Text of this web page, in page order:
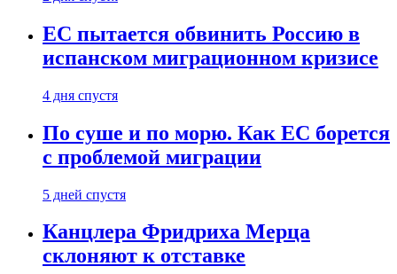
ЕС пытается обвинить Россию в
испанском миграционном кризисе
4 дня спустя
По суше и по морю. Как ЕС борется
с проблемой миграции
5 дней спустя
Канцлера Фридриха Мерца
склоняют к отставке